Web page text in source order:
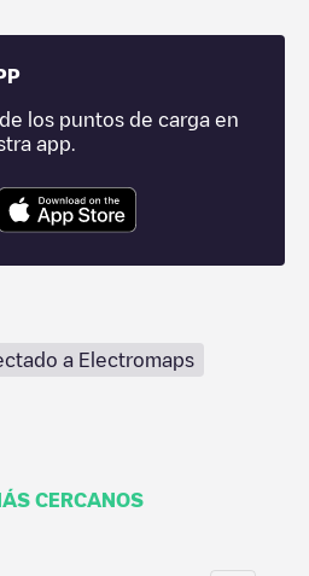
los puntos de carga en
app.
a Electromaps
CERCANOS